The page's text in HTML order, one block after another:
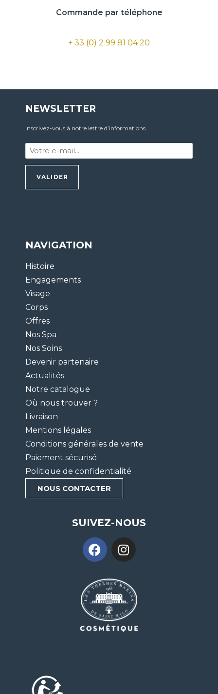
Commande par téléphone
+ 33 (0) 2 99 81 04 20
NEWSLETTER
Inscrivez-vous à notre lettre d’informations
Votre
e-
mail
:
NAVIGATION
Histoire
Engagements
Visage
Corps
Offres
Nos Spa
Nos Soins
Devenir partenaire
Actualités
Notre catalogue
Où nous trouver ?
Livraison
Mentions légales
Conditions générales de vente
Paiement sécurisé
Politique de confidentialité
NOUS CONTACTER
SUIVEZ-NOUS